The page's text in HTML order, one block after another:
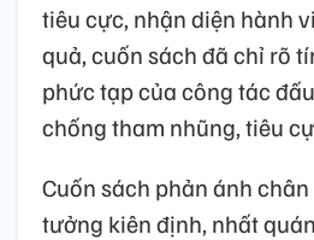
tiêu cực, nhận diện hành
quả, cuốn sách đã chỉ rõ
phức tạp của công tác
chống tham nhũng, tiêu
Cuốn sách phản ánh
tưởng kiên định, nhất